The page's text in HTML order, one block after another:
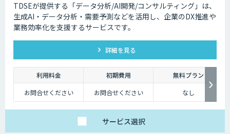
TDSEが提供する「データ分析/AI開発/コンサルティング」は、
生成AI・データ分析・需要予測などを活用し、企業のDX推進や
業務効率化を支援するサービスです。
詳細を見る
利用料金 初期費用
無料プラン
お問合せください
お問合せください なし
サービス選択